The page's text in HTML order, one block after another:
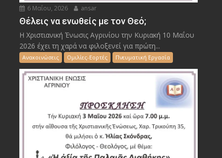
6 Μαΐου, 2026 ansar
Θέλεις να ενωθείς με τον Θεό;
Η Χριστιανική Ένωσις Αγρινίου την Κυριακή 10 Μαΐου
2026 έχει τη χαρά να φιλοξενεί για πρώτη...
Ανακοινώσεις Ομιλίες-Εορτές Πνευματική Εργασία